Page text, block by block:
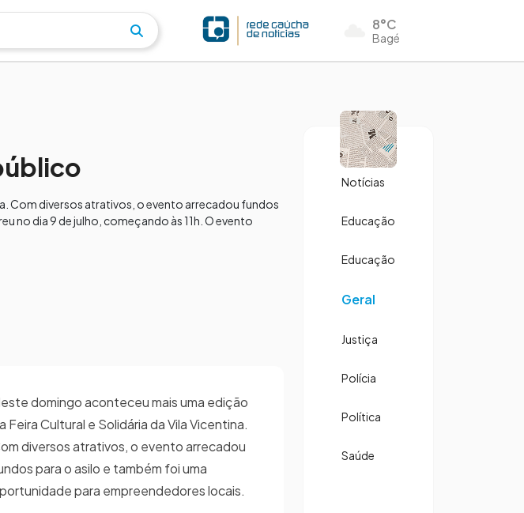
8°C
Bagé
Com diversos atrativos, o evento arrecadou fundos
no dia 9 de julho, começando às 11h. O evento
domingo aconteceu mais uma edição
Feira Cultural e Solidária da Vila Vicentina.
diversos atrativos, o evento arrecadou
para o asilo e também foi uma
para empreendedores locais.
Notícias
Educação
Educação
Geral
Justiça
Polícia
Política
Saúde